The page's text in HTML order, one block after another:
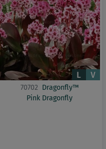
70702 Dragonfly™
Pink Dragonfly